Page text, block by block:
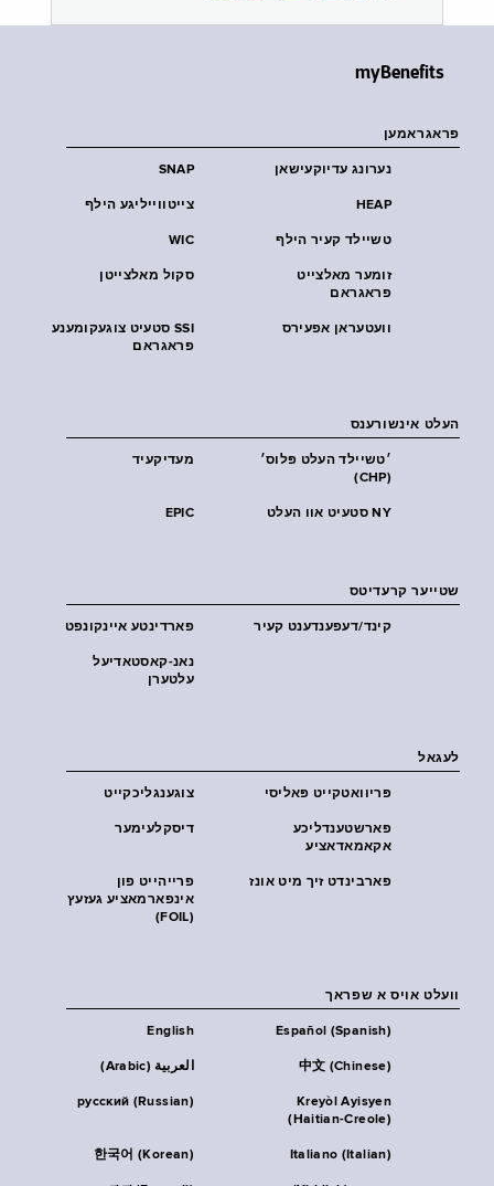
myBenefits
פראגראמען
SNAP נערונג עדיוקעישאן
צייטווייליגע הילף HEAP
WIC טשיילד קעיר הילף
סקול מאלצייטן
זומער מאלצייט
פראגראם
SSI סטעיט צוגעקומענע
פראגראם
וועטעראן אפעירס
העלט אינשורענס
מעדיקעיד
׳טשיילד העלט פּלוס׳
(CHP)
EPIC NY סטעיט אוו העלט
שטייער קרעדיטס
פארדינטע איינקונפט קינד/דעפענדענט קעיר
נאנ-קאסטאדיעל
עלטערן
לעגאל
צוגענגליכקייט פּריוואטקייט פּאליסי
דיסקלעימער
פארשטענדליכע
אקאמאדאציע
פרייהייט פון
אינפארמאציע געזעץ
(FOIL)
פארבינדט זיך מיט אונז
וועלט אויס א שפראך
English Español (Spanish)
العربية (Arabic) 中文 (Chinese)
русский (Russian)
Kreyòl Ayisyen
(Haitian-Creole)
한국어 (Korean) Italiano (Italian)